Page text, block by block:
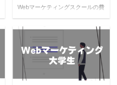
めには、以下のステップを踏みま
会ページはこちらをクリック お
Webマーケティングスクールの費
んどで、決して安くはありませ
ん。 またどのWebマーケティン
グスクールにも、それぞれの特徴
があります。 どうせなら、自分
の目的にあった、安いWebマーケ
ティングスクールに通いたいです